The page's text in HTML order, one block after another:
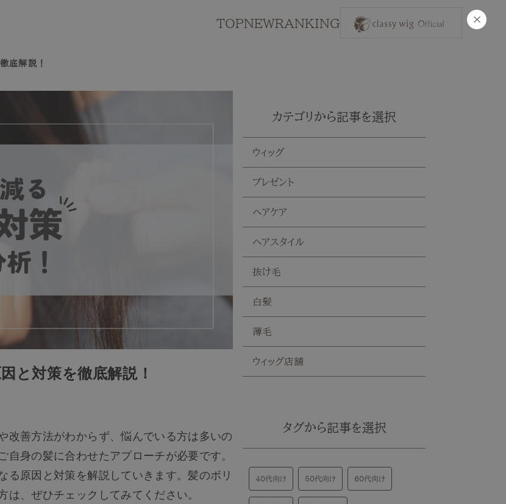
TOPNEWRANKING
底解説！
と対策を徹底解説！
改善方法がわからず、悩んでいる方は多いの
身の髪に合わせたアプローチが必要です。
原因と対策を解説していきます。髪のボリ
、ぜひチェックしてみてください。
カテゴリから記事を選択
ウィッグ
プレゼント
ヘアケア
ヘアスタイル
抜け毛
白髪
薄毛
ウィッグ店舗
タグから記事を選択
40代向け 50代向け 60代向け
×